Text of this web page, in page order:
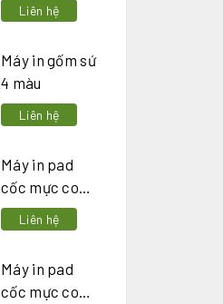
Liên hệ
Máy in gốm sứ
4 màu
Liên hệ
Máy in pad
cốc mực con
thoi 4 màu
Liên hệ
Máy in pad
cốc mực con